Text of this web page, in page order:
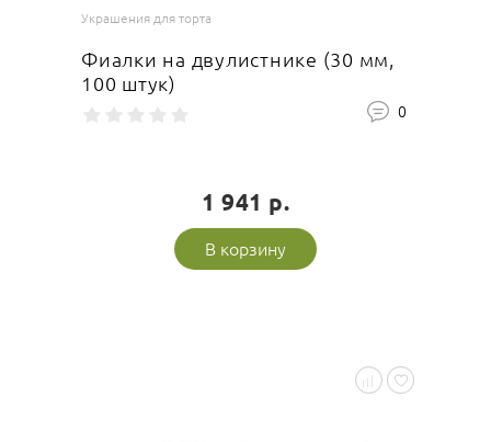
Украшения для торта
Фиалки на двулистнике (30 мм,
100 штук)
0
1 941 р.
В корзину